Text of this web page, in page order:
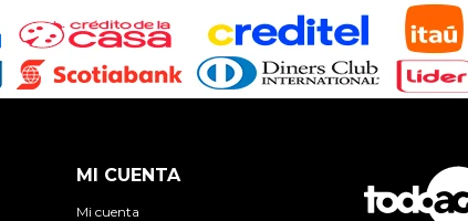
MI CUENTA
Mi cuenta